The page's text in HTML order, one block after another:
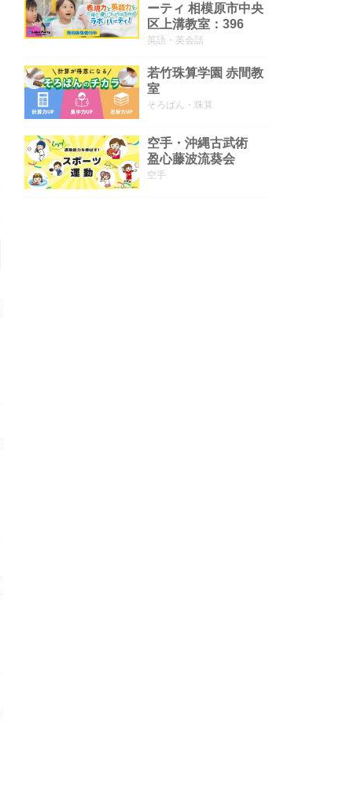
ーティ 相模原市中央
区上溝教室：396
英語・英会話
若竹珠算学園 赤間教
室
そろばん・珠算
空手・沖縄古武術
盈心藤波流葵会
空手